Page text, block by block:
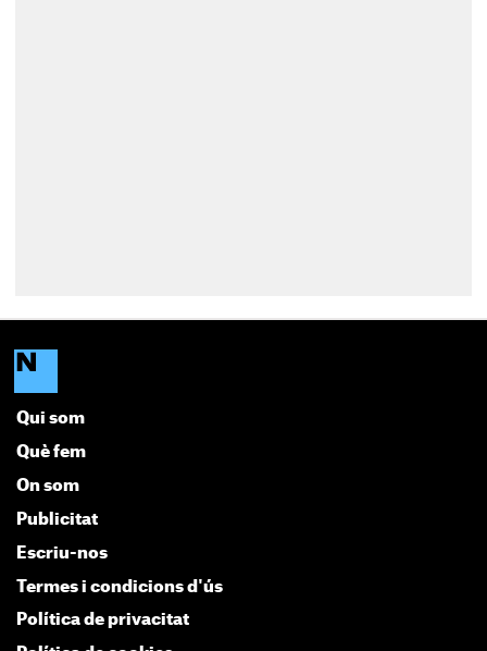
Qui som
Què fem
On som
Publicitat
Escriu-nos
Termes i condicions d'ús
Política de privacitat